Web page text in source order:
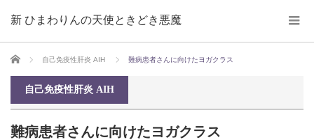
新 ひまわりんの天使ときどき悪魔
ホーム 自己免疫性肝炎 AIH 難病患者さんに向けたヨガクラス
自己免疫性肝炎 AIH
難病患者さんに向けたヨガクラス